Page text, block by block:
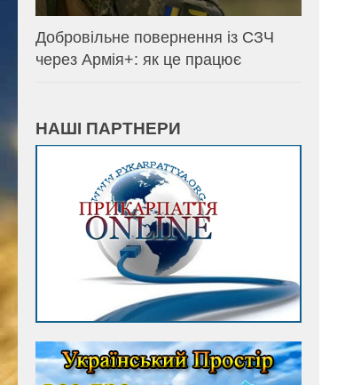
Добровільне повернення із СЗЧ
через Армія+: як це працює
НАШІ ПАРТНЕРИ